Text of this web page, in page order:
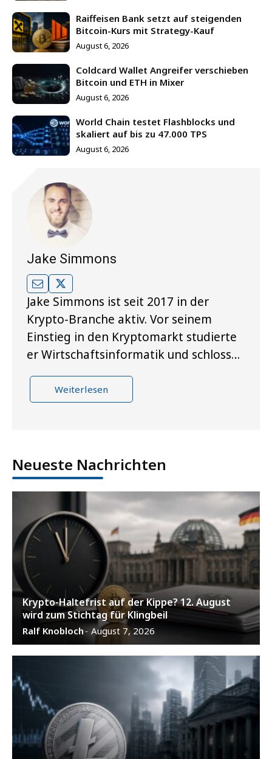
Raiffeisen Bank setzt auf steigenden
Bitcoin-Kurs mit Strategy-Kauf
August 6, 2026
Coldcard Wallet Angreifer verschieben
Bitcoin und ETH in Mixer
August 6, 2026
World Chain testet Flashblocks und
skaliert auf bis zu 47.000 TPS
August 6, 2026
Jake Simmons
Jake Simmons ist seit 2017 in der
Krypto-Branche aktiv. Vor seinem
Einstieg in den Kryptomarkt studierte
er Wirtschaftsinformatik und schloss…
Weiterlesen
Neueste Nachrichten
Krypto-Haltefrist auf der Kippe? 12. August
wird zum Stichtag für Klingbeil
Ralf Knobloch- August 7, 2026